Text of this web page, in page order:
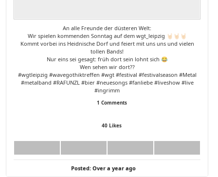
An alle Freunde der düsteren Welt:
Wir spielen kommenden Sonntag auf dem wgt_leipzig 🤘🏻🤘🏻🤘🏻
Kommt vorbei ins Heidnische Dorf und feiert mit uns uns und vielen
tollen Bands!
Nur eins sei gesagt: früh dort sein lohnt sich 😂
Wen sehen wir dort??
#wgtleipzig #wavegothiktreffen #wgt #festival #festivalseason #Metal
#metalband #RAFUNZL #bier #neuesongs #fanliebe #liveshow #live
#ingrimm
1 Comments
40 Likes
Posted: Over a year ago